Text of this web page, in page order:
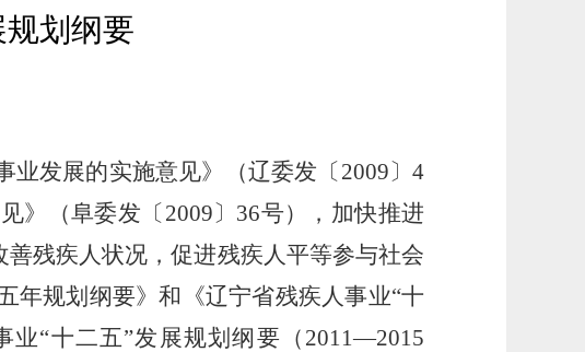
规划纲要
发展的实施意见》（辽委发〔2009〕4
》（阜委发〔2009〕36号），加快推进
残疾人状况，促进残疾人平等参与社会
年规划纲要》和《辽宁省残疾人事业“十
“十二五”发展规划纲要（2011—2015